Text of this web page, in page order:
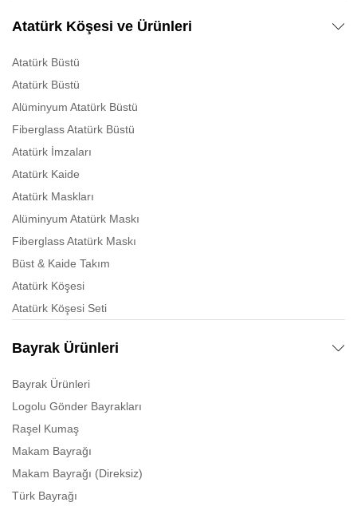
Atatürk Köşesi ve Ürünleri
Atatürk Büstü
Atatürk Büstü
Alüminyum Atatürk Büstü
Fiberglass Atatürk Büstü
Atatürk İmzaları
Atatürk Kaide
Atatürk Maskları
Alüminyum Atatürk Maskı
Fiberglass Atatürk Maskı
Büst & Kaide Takım
Atatürk Köşesi
Atatürk Köşesi Seti
Bayrak Ürünleri
Bayrak Ürünleri
Logolu Gönder Bayrakları
Raşel Kumaş
Makam Bayrağı
Makam Bayrağı (Direksiz)
Türk Bayrağı